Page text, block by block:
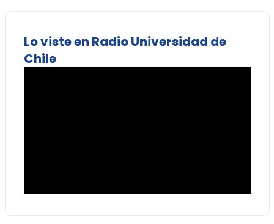
Lo viste en Radio Universidad de
Chile